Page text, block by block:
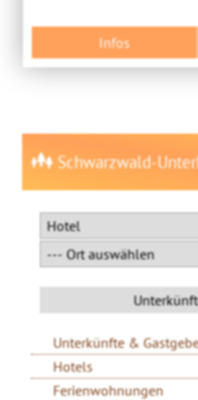
Infos
Schwarzwald-
Unterkünfte &
Hotels
Ferienwohnungen